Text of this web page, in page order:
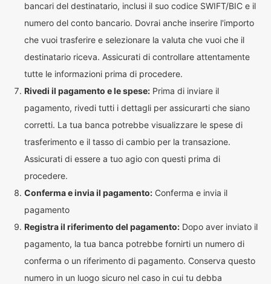
bancari del destinatario, inclusi il suo codice SWIFT/BIC e il
numero del conto bancario. Dovrai anche inserire l'importo
che vuoi trasferire e selezionare la valuta che vuoi che il
destinatario riceva. Assicurati di controllare attentamente
tutte le informazioni prima di procedere.
Rivedi il pagamento e le spese: Prima di inviare il
pagamento, rivedi tutti i dettagli per assicurarti che siano
corretti. La tua banca potrebbe visualizzare le spese di
trasferimento e il tasso di cambio per la transazione.
Assicurati di essere a tuo agio con questi prima di
procedere.
Conferma e invia il pagamento: Conferma e invia il
pagamento
Registra il riferimento del pagamento: Dopo aver inviato il
pagamento, la tua banca potrebbe fornirti un numero di
conferma o un riferimento di pagamento. Conserva questo
numero in un luogo sicuro nel caso in cui tu debba